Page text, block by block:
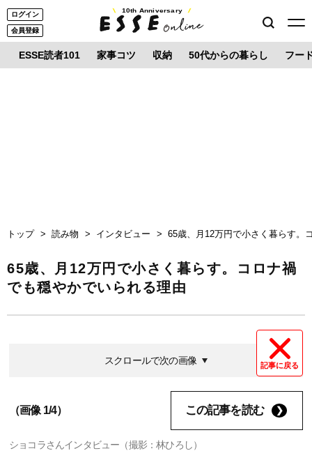
ログイン
会員登録
10th Anniversary
ESSE読者101 家事コツ 収納 50代からの暮らし フー
トップ 読み物 インタビュー 65歳、月12万円で小さく暮らす。
65歳、月12万円で小さく暮らす。コロナ禍
でも穏やかでいられる理由
記事に戻る
スクロールで次の画像
（画像 1/4） この記事を読む
ショコラさんインタビュー（撮影：林ひろし）